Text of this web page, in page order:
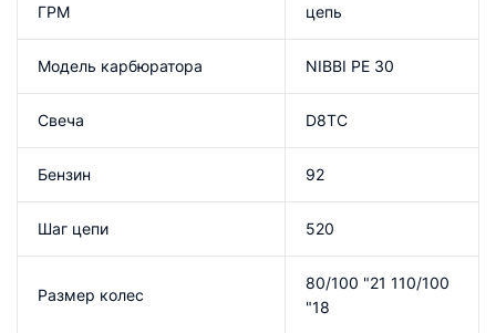
ГРМ цепь
Модель карбюратора NIBBI PE 30
Свеча D8TC
Бензин 92
Шаг цепи 520
Размер колес
80/100 "21 110/100
"18